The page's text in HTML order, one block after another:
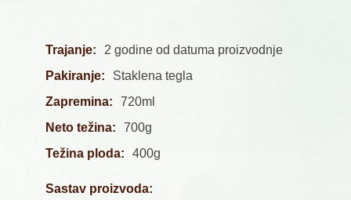
Trajanje:
2 godine od datuma proizvodnje
Pakiranje:
Staklena tegla
Zapremina:
720ml
Neto težina:
700g
Težina ploda:
400g
Sastav proizvoda: